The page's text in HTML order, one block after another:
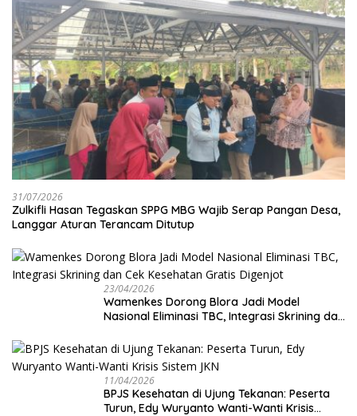
31/07/2026
Zulkifli Hasan Tegaskan SPPG MBG Wajib Serap Pangan Desa,
Langgar Aturan Terancam Ditutup
23/04/2026
Wamenkes Dorong Blora Jadi Model
Nasional Eliminasi TBC, Integrasi Skrining dan
11/04/2026
BPJS Kesehatan di Ujung Tekanan: Peserta
Turun, Edy Wuryanto Wanti-Wanti Krisis